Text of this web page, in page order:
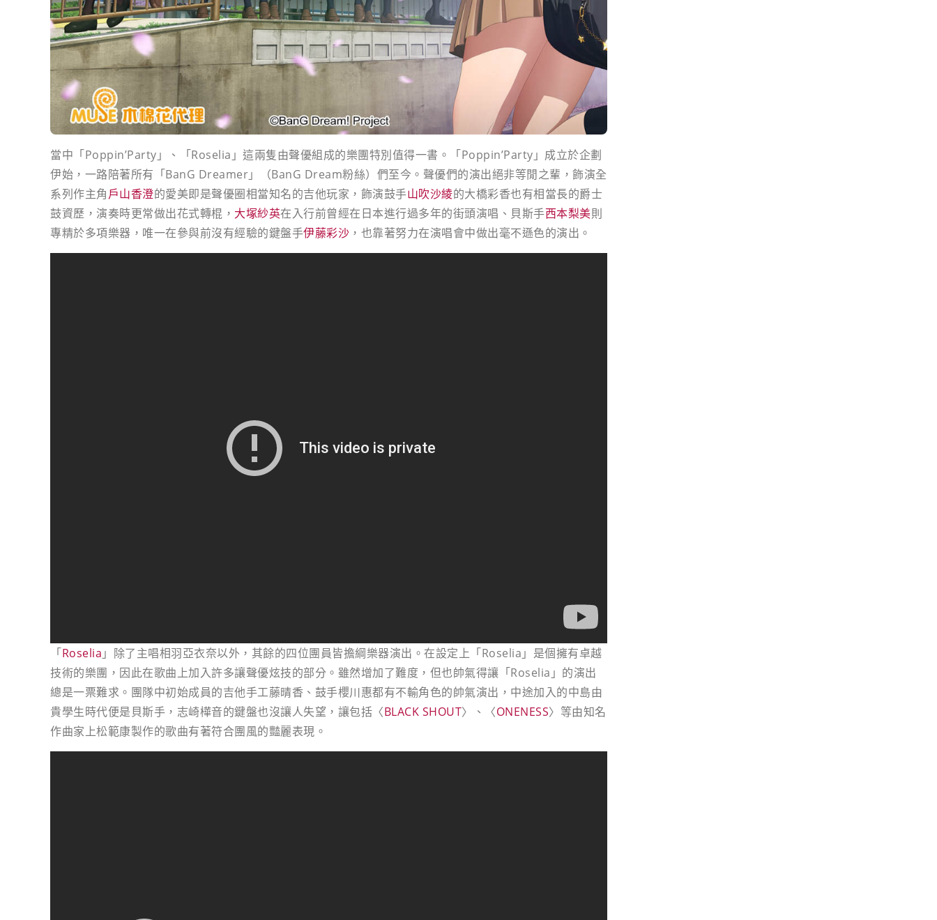
當中「Poppin’Party」、「Roselia」這兩隻由聲優組成的樂團特別值得一書。「Poppin’Party」成立於企劃
伊始，一路陪著所有「BanG Dreamer」（BanG Dream粉絲）們至今。聲優們的演出絕非等閒之輩，飾演全
系列作主角戶山香澄的愛美即是聲優圈相當知名的吉他玩家，飾演鼓手山吹沙綾的大橋彩香也有相當長的爵士
鼓資歷，演奏時更常做出花式轉棍， 大塚紗英在入行前曾經在日本進行過多年的街頭演唱、貝斯手西本梨美則
專精於多項樂器，唯一在參與前沒有經驗的鍵盤手伊藤彩沙 ，也靠著努力在演唱會中做出毫不遜色的演出。
「Roselia 」除了主唱相羽亞衣奈以外，其餘的四位團員皆擔綱樂器演出。在設定上「Roselia」是個擁有卓越
技術的樂團，因此在歌曲上加入許多讓聲優炫技的部分。雖然增加了難度，但也帥氣得讓「Roselia」的演出
總是一票難求。團隊中初始成員的吉他手工藤晴香、鼓手櫻川惠都有不輸角色的帥氣演出，中途加入的中島由
貴學生時代便是貝斯手，志崎樺音的鍵盤也沒讓人失望，讓包括〈BLACK SHOUT〉、〈ONENESS〉等由知名
作曲家上松範康製作的歌曲有著符合團風的豔麗表現。